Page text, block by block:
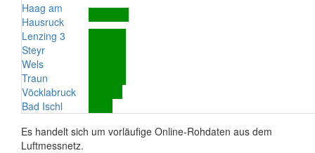
Haag am
Hausruck
Lenzing 3
Steyr
Wels
Traun
Vöcklabruck
Bad Ischl
Es handelt sich um vorläufige Online-Rohdaten aus dem
Luftmessnetz.